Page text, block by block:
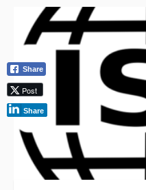
Share
Post
Share